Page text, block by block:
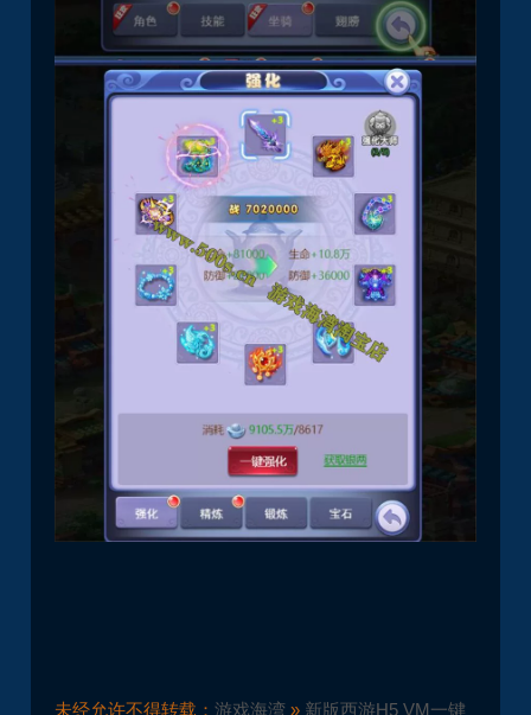
未经允许不得转载：游戏海湾 » 新版西游H5 VM一键